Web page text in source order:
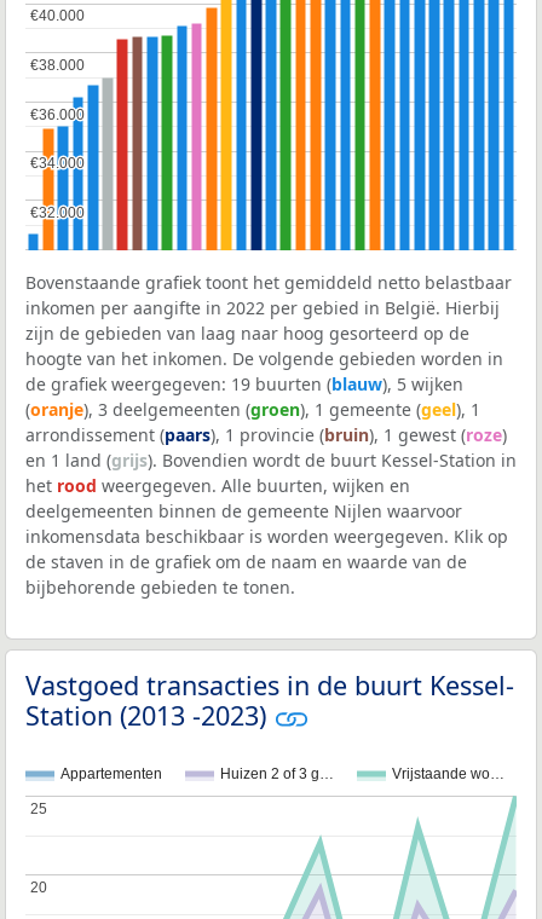
€32.000
€32.000
€34.000
€34.000
€36.000
€36.000
€38.000
€38.000
€40.000
€40.000
Bovenstaande grafiek toont het gemiddeld netto belastbaar
inkomen per aangifte in 2022 per gebied in België. Hierbij
zijn de gebieden van laag naar hoog gesorteerd op de
hoogte van het inkomen. De volgende gebieden worden in
de grafiek weergegeven: 19 buurten (blauw), 5 wijken
(oranje), 3 deelgemeenten (groen), 1 gemeente (geel), 1
arrondissement (paars), 1 provincie (bruin), 1 gewest (roze)
en 1 land (grijs). Bovendien wordt de buurt Kessel-Station in
het rood weergegeven. Alle buurten, wijken en
deelgemeenten binnen de gemeente Nijlen waarvoor
inkomensdata beschikbaar is worden weergegeven. Klik op
de staven in de grafiek om de naam en waarde van de
bijbehorende gebieden te tonen.
Vastgoed transacties in de buurt Kessel-
Station (2013 -2023)
Appartementen Huizen 2 of 3 g… Vrijstaande wo…
20
20
25
25